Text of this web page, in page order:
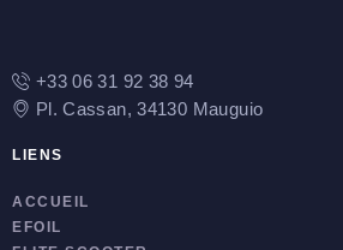
+33 06 31 92 38 94
Pl. Cassan, 34130 Mauguio
LIENS
ACCUEIL
EFOIL